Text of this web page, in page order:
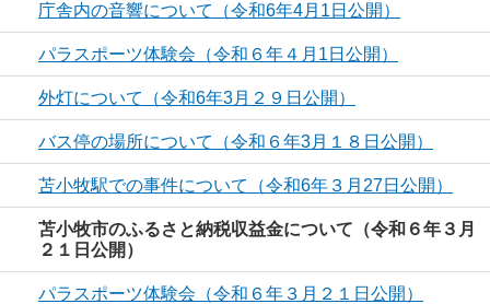
庁舎内の音響について（令和6年4月1日公開）
パラスポーツ体験会（令和６年４月1日公開）
外灯について（令和6年3月２９日公開）
バス停の場所について（令和６年3月１８日公開）
苫小牧駅での事件について（令和6年３月27日公開）
苫小牧市のふるさと納税収益金について（令和６年３月
２１日公開）
パラスポーツ体験会（令和６年３月２１日公開）